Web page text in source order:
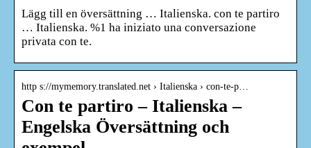
Lägg till en översättning … Italienska. con te partiro
… Italienska. %1 ha iniziato una conversazione
privata con te.
http s://mymemory.translated.net › Italienska › con-te-p…
Con te partiro – Italienska –
Engelska Översättning och